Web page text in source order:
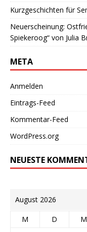
Kurzgeschichten für
Neuerscheinung:
Spiekeroog“ von Julia
META
Anmelden
Eintrags-Feed
Kommentar-Feed
WordPress.org
NEUESTE
August 2026
M D M